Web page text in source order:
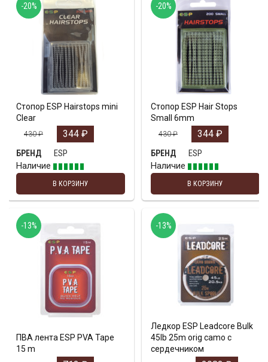
Стопор ESP Hairstops mini
Clear
430₽ 344 ₽
БРЕНД
ESP
Наличие
В КОРЗИНУ
-20%
Стопор ESP Hair Stops
Small 6mm
430₽ 344 ₽
БРЕНД
ESP
Наличие
В КОРЗИНУ
-20%
ПВА лента ESP PVA Tape
15 m
-13%
Ледкор ESP Leadcore Bulk
45lb 25m orig camo с
сердечником
-13%